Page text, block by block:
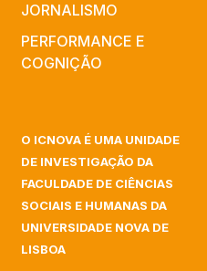
JORNALISMO
PERFORMANCE E
COGNIÇÃO
O ICNOVA É UMA UNIDADE
DE INVESTIGAÇÃO DA
FACULDADE DE CIÊNCIAS
SOCIAIS E HUMANAS DA
UNIVERSIDADE NOVA DE
LISBOA